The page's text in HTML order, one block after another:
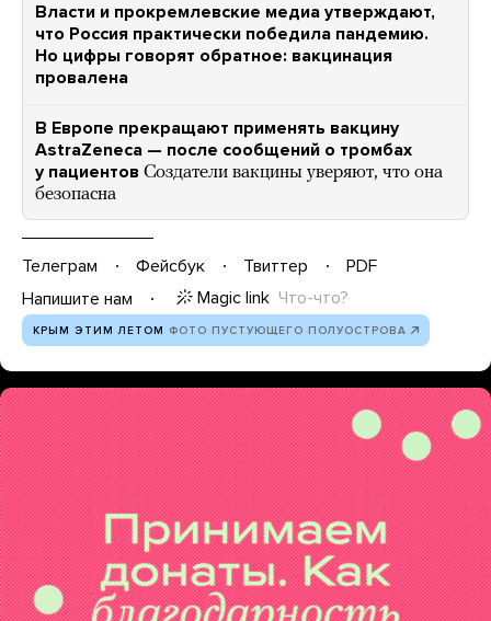
Власти и прокремлевские медиа утверждают,
что Россия практически победила пандемию.
Но цифры говорят обратное: вакцинация
провалена
В Европе прекращают применять вакцину
AstraZeneca — после сообщений о тромбах
у пациентов Создатели вакцины уверяют, что она
безопасна
Телеграм Фейсбук Твиттер
PDF
Напишите нам
Magic link Что-что?
КРЫМ ЭТИМ ЛЕТОМ ФОТО ПУСТУЮЩЕГО ПОЛУОСТРОВА